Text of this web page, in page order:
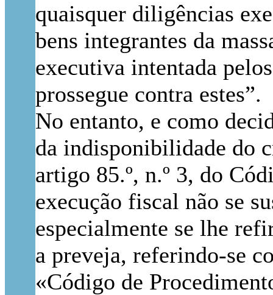
quaisquer diligências
bens integrantes da
executiva intentada
prossegue contra estes”.
No entanto, e como
da indisponibilidade do
artigo 85.º, n.º 3, do
execução fiscal não se
especialmente se lhe
a preveja, referindo-se
«Código de